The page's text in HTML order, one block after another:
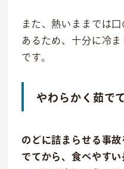
また、熱いままでは
あるため、十分に冷
です。
やわらかく茹で
のどに詰まらせる事
でてから、食べやす